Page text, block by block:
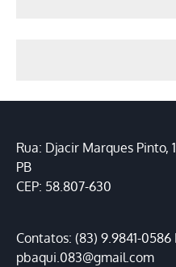
Rua: Djacir Marques Pinto,
PB
CEP: 58.807-630
Contatos: (83) 9.9841-0586
pbaqui.083@gmail.com